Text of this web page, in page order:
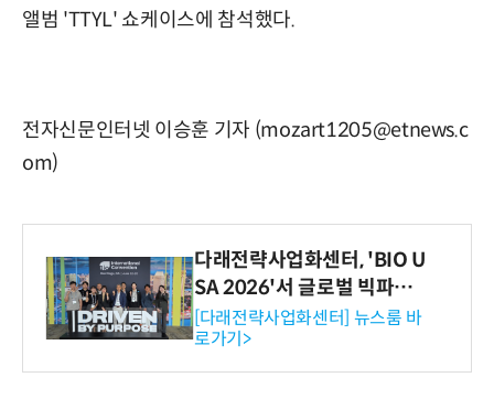
앨범 'TTYL' 쇼케이스에 참석했다.
전자신문인터넷 이승훈 기자 (mozart1205@etnews.c
om)
다래전략사업화센터, 'BIO U
SA 2026'서 글로벌 빅파마
와의 비즈니스 미팅 지원…K
-바이오 해외 진출 교두보 확
보
[다래전략사업화센터] 뉴스룸 바
로가기>